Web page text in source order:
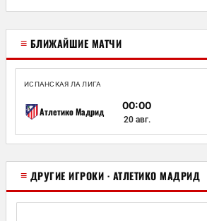
≡ БЛИЖАЙШИЕ МАТЧИ
ИСПАНСКАЯ ЛА ЛИГА
Атлетико Мадрид
00:00
20 авг.
≡ ДРУГИЕ ИГРОКИ · АТЛЕТИКО МАДРИД